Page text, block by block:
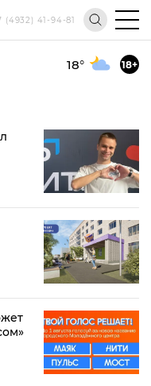
(4932) 41-94-81
18° 18+